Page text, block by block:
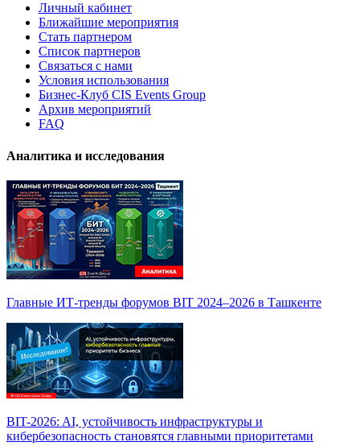
Личный кабинет
Ближайшие мероприятия
Стать партнером
Список партнеров
Связаться с нами
Условия использования
Бизнес-Клуб CIS Events Group
Архив мероприятий
FAQ
Аналитика и исследования
Главные ИТ-тренды форумов BIT 2024–2026 в Ташкенте
BIT-2026: AI, устойчивость инфраструктуры и
кибербезопасность становятся главными приоритетами